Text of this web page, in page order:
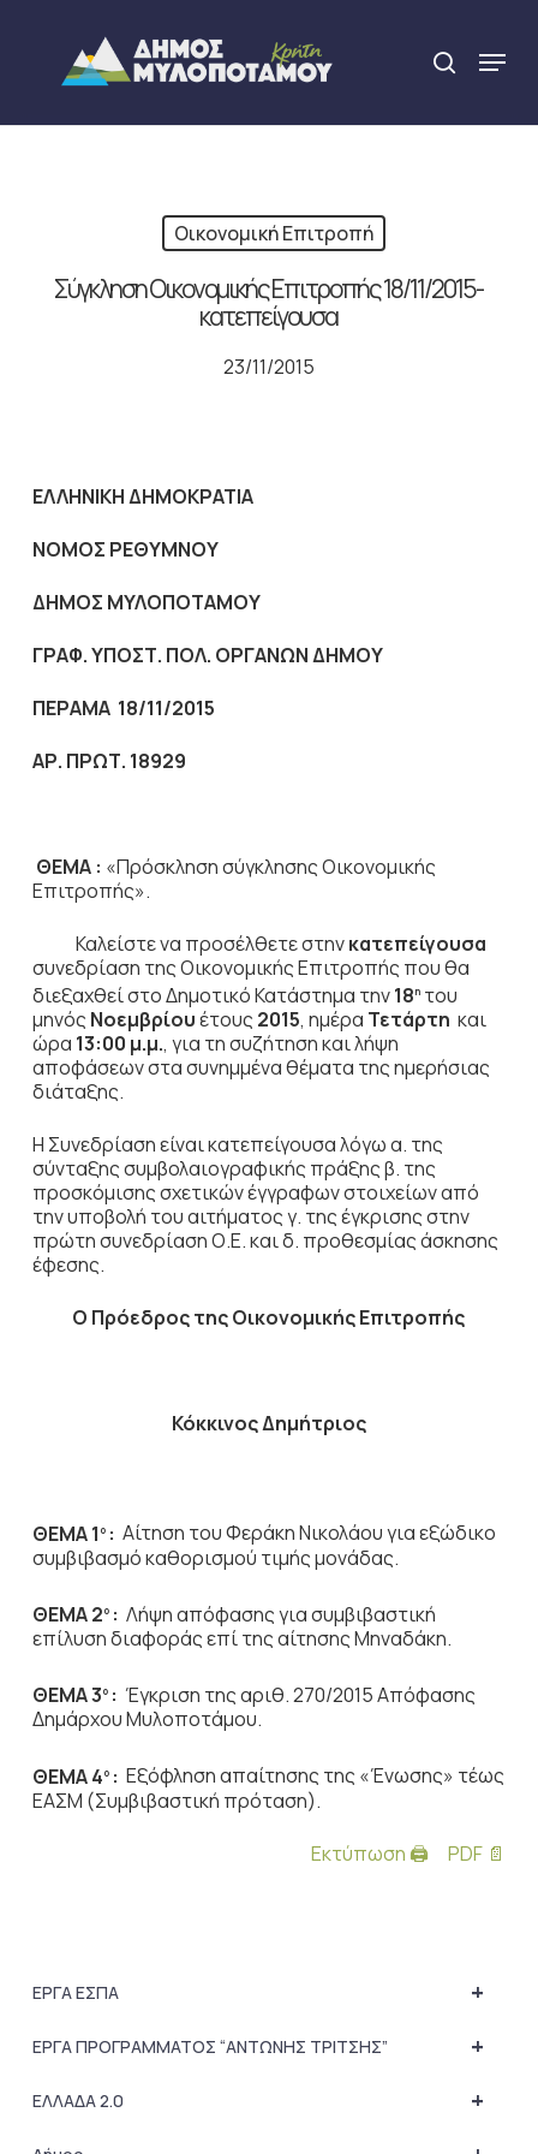
content
search
Menu
Οικονομική Επιτροπή
Σύγκληση Οικονομικής Επιτροπής 18/11/2015-
κατεπείγουσα
23/11/2015
ΕΛΛΗΝΙΚΗ ΔΗΜΟΚΡΑΤΙΑ
NOMOΣ ΡΕΘΥΜΝΟΥ
ΔΗΜΟΣ ΜΥΛΟΠΟΤΑΜΟΥ
ΓΡΑΦ. ΥΠΟΣΤ. ΠΟΛ. ΟΡΓΑΝΩΝ ΔΗΜΟΥ
ΠΕΡΑΜΑ 18/11/2015
ΑΡ. ΠΡΩΤ. 18929
ΘΕΜΑ : «Πρόσκληση σύγκλησης Οικονομικής
Επιτροπής».
Καλείστε να προσέλθετε στηνκατεπείγουσα
συνεδρίαση της Οικονομικής Επιτροπής που θα
διεξαχθεί στο Δημοτικό Κατάστημα την18ητου
μηνός Νοεμβρίουέτους 2015, ημέρα Τετάρτη και
ώρα 13:00 μ.μ., για τη συζήτησηκαι λήψη
αποφάσεων στα συνημμένα θέματα της ημερήσιας
διάταξης.
Η Συνεδρίαση είναι κατεπείγουσα λόγω α. της
σύνταξης συμβολαιογραφικής πράξης β. της
προσκόμισης σχετικών έγγραφων στοιχείων από
την υποβολή του αιτήματος γ. της έγκρισης στην
πρώτη συνεδρίαση Ο.Ε. και δ. προθεσμίας άσκησης
έφεσης.
Ο Πρόεδροςτης Οικονομικής Επιτροπής
Κόκκινος Δημήτριος
ΘΕΜΑ 1 ο : Αίτηση του Φεράκη Νικολάου για εξώδικο
συμβιβασμό καθορισμού τιμής μονάδας.
ΘΕΜΑ 2ο : Λήψη απόφασης για συμβιβαστική
επίλυση διαφοράς επί της αίτησης Μηναδάκη.
ΘΕΜΑ 3ο : Έγκριση της αριθ. 270/2015 Απόφασης
Δημάρχου Μυλοποτάμου.
ΘΕΜΑ 4ο : Εξόφληση απαίτησης της «Ένωσης» τέως
ΕΑΣΜ (Συμβιβαστική πρόταση).
Εκτύπωση 🖨
PDF 📄
+
ΕΡΓΑ ΕΣΠΑ
+
ΕΡΓΑ ΠΡΟΓΡΑΜΜΑΤΟΣ “ΑΝΤΩΝΗΣ ΤΡΙΤΣΗΣ”
+
ΕΛΛΑΔΑ 2.0
Close